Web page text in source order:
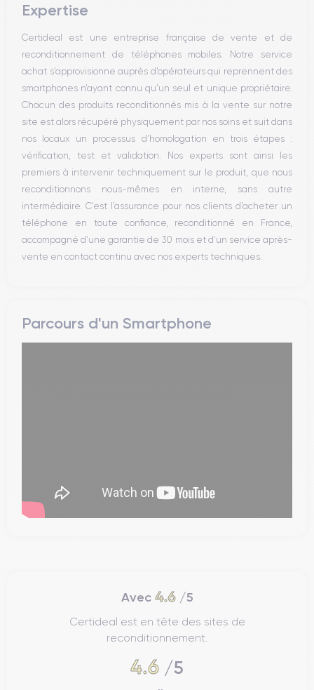
Haut parleur
Bouton Home
Bluetooth
WiFi
Réseau
Vibreur
Prise USB
Expertise
Certideal est une entreprise française de vente et de
reconditionnement de téléphones mobiles. Notre service
achat s’approvisionne auprès d’opérateurs qui reprennent des
smartphones n’ayant connu qu’un seul et unique propriétaire.
Chacun des produits reconditionnés mis à la vente sur notre
site est alors récupéré physiquement par nos soins et suit dans
nos locaux un processus d’homologation en trois étapes :
vérification, test et validation. Nos experts sont ainsi les
premiers à intervenir techniquement sur le produit, que nous
reconditionnons nous-mêmes en interne, sans autre
intermédiaire. C’est l’assurance pour nos clients d’acheter un
téléphone en toute confiance, reconditionné en France,
accompagné d’une garantie de 30 mois et d’un service après-
vente en contact continu avec nos experts techniques.
Parcours d'un Smartphone
Avec 4.6/5
Certideal est en tête des sites de
reconditionnement.
4.6 /5